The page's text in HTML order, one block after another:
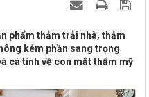
phẩm thảm trải nhà, thảm
kém phần sang trọng
cá tính về con mắt thẩm mỹ